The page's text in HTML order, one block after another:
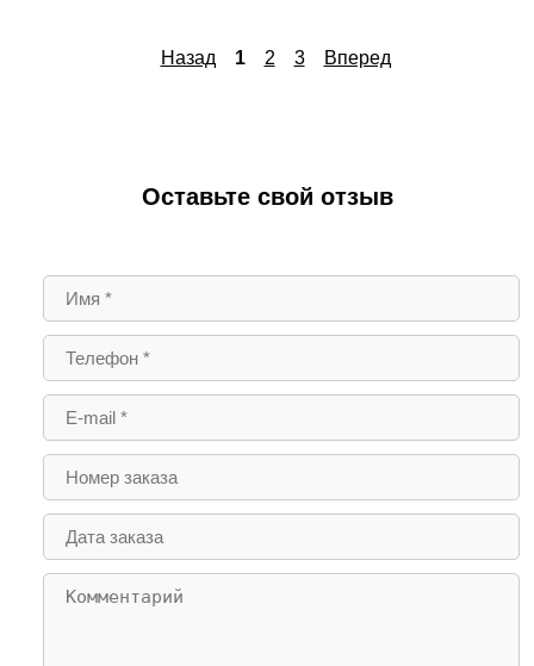
Назад 1 2 3 Вперед
Оставьте свой отзыв